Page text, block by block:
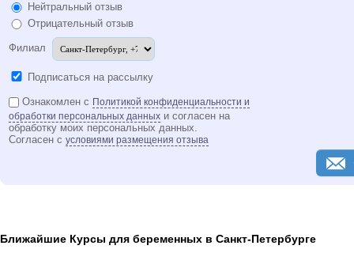
Нейтральный отзыв
Отрицательный отзыв
Филиал
Подписаться на рассылку
Ознакомлен с Политикой конфиденциальности и
обработки персональных данных и согласен на
обработку моих персональных данных.
Согласен с условиями размещения отзыва
Ближайшие Курсы для беременных в Санкт-Петербурге